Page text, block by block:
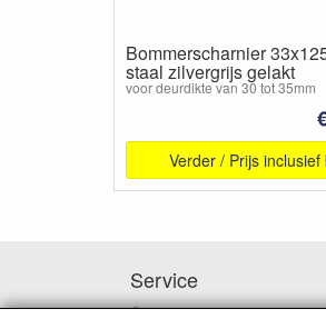
Bommerscharnier
staal zilvergrijs gelakt
voor deurdikte van 30 tot 35mm
Verder / Prijs inclusief
Service
Contact